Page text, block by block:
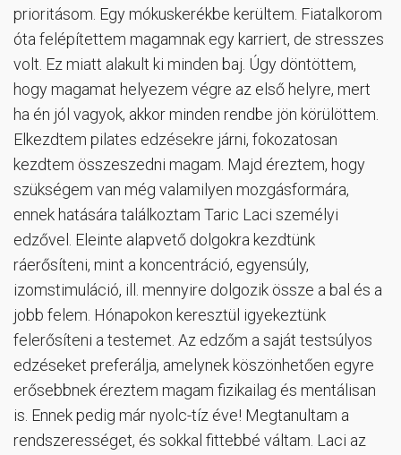
prioritásom. Egy mókuskerékbe kerültem. Fiatalkorom
óta felépítettem magamnak egy karriert, de stresszes
volt. Ez miatt alakult ki minden baj. Úgy döntöttem,
hogy magamat helyezem végre az első helyre, mert
ha én jól vagyok, akkor minden rendbe jön körülöttem.
Elkezdtem pilates edzésekre járni, fokozatosan
kezdtem összeszedni magam. Majd éreztem, hogy
szükségem van még valamilyen mozgásformára,
ennek hatására találkoztam Taric Laci személyi
edzővel. Eleinte alapvető dolgokra kezdtünk
ráerősíteni, mint a koncentráció, egyensúly,
izomstimuláció, ill. mennyire dolgozik össze a bal és a
jobb felem. Hónapokon keresztül igyekeztünk
felerősíteni a testemet. Az edzőm a saját testsúlyos
edzéseket preferálja, amelynek köszönhetően egyre
erősebbnek éreztem magam fizikailag és mentálisan
is. Ennek pedig már nyolc-tíz éve! Megtanultam a
rendszerességet, és sokkal fittebbé váltam. Laci az